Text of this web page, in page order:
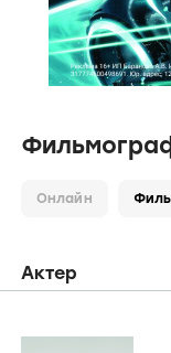
Онлайн
Актер